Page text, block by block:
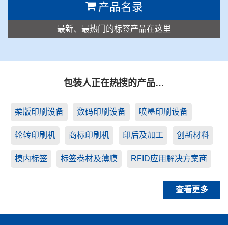
产品名录
最新、最热门的标签产品在这里
包装人正在热搜的产品…
柔版印刷设备 数码印刷设备 喷墨印刷设备
轮转印刷机 商标印刷机 印后及加工 创新材料
模内标签 标签卷材及薄膜 RFID应用解决方案商
查看更多